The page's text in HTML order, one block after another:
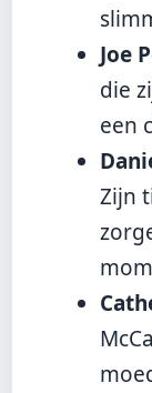
Joe
die
een
Zijn